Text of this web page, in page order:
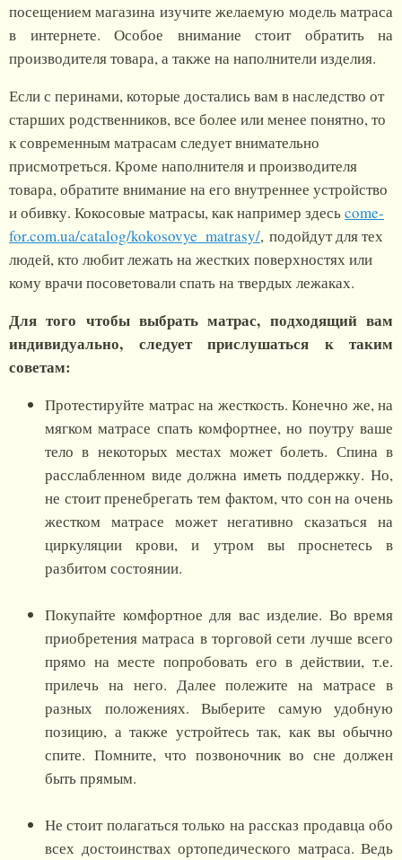
посещением магазина изучите желаемую модель матраса
в интернете. Особое внимание стоит обратить на
производителя товара, а также на наполнители изделия.
Если с перинами, которые достались вам в наследство от
старших родственников, все более или менее понятно, то
к современным матрасам следует внимательно
присмотреться. Кроме наполнителя и производителя
товара, обратите внимание на его внутреннее устройство
и обивку. Кокосовые матрасы, как например здесьcome-
for.com.ua/catalog/kokosovye_matrasy/, подойдут для тех
людей, кто любит лежать на жестких поверхностях или
кому врачи посоветовали спать на твердых лежаках.
Для того чтобы выбрать матрас, подходящий вам
индивидуально, следует прислушаться к таким
советам:
Протестируйте матрас на жесткость. Конечно же, на
мягком матрасе спать комфортнее, но поутру ваше
тело в некоторых местах может болеть. Спина в
расслабленном виде должна иметь поддержку. Но,
не стоит пренебрегать тем фактом, что сон на очень
жестком матрасе может негативно сказаться на
циркуляции крови, и утром вы проснетесь в
разбитом состоянии.
Покупайте комфортное для вас изделие. Во время
приобретения матраса в торговой сети лучше всего
прямо на месте попробовать его в действии, т.е.
прилечь на него. Далее полежите на матрасе в
разных положениях. Выберите самую удобную
позицию, а также устройтесь так, как вы обычно
спите. Помните, что позвоночник во сне должен
быть прямым.
Не стоит полагаться только на рассказ продавца обо
всех достоинствах ортопедического матраса. Ведь